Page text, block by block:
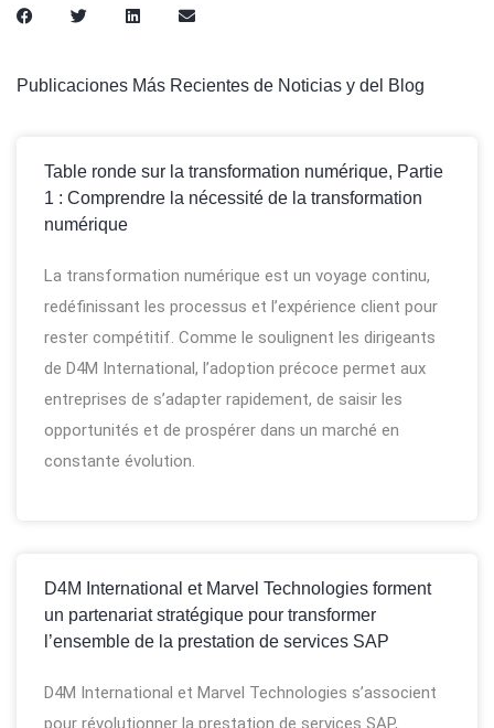
Publicaciones Más Recientes de Noticias y del Blog
Table ronde sur la transformation numérique, Partie
1 : Comprendre la nécessité de la transformation
numérique
La transformation numérique est un voyage continu,
redéfinissant les processus et l’expérience client pour
rester compétitif. Comme le soulignent les dirigeants
de D4M International, l’adoption précoce permet aux
entreprises de s’adapter rapidement, de saisir les
opportunités et de prospérer dans un marché en
constante évolution.
D4M International et Marvel Technologies forment
un partenariat stratégique pour transformer
l’ensemble de la prestation de services SAP
D4M International et Marvel Technologies s’associent
pour révolutionner la prestation de services SAP,